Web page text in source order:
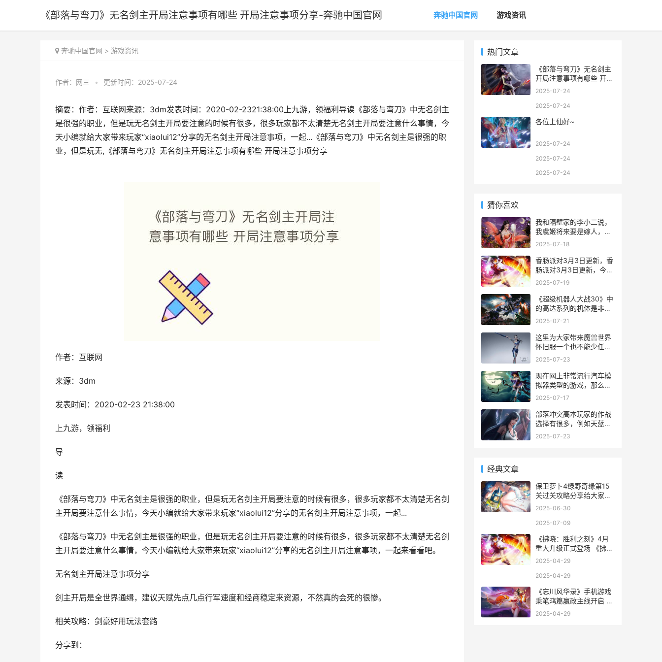
《部落与弯刀》无名剑主开局注意事项有哪些 开局注意事项分享-奔驰中国官网 奔驰中国官网 游戏资讯
奔驰中国官网 > 游戏资讯
作者： 网三 • 更新时间：2025-07-24
摘要：作者：互联网来源：3dm发表时间：2020-02-2321:38:00上九游，领福利导读《部落与弯刀》中无名剑主
是很强的职业，但是玩无名剑主开局要注意的时候有很多，很多玩家都不太清楚无名剑主开局要注意什么事情，今
天小编就给大家带来玩家“xiaolui12”分享的无名剑主开局注意事项，一起...《部落与弯刀》中无名剑主是很强的职
业，但是玩无,《部落与弯刀》无名剑主开局注意事项有哪些 开局注意事项分享
作者：互联网
来源：3dm
发表时间：2020-02-23 21:38:00
上九游，领福利
导
读
《部落与弯刀》中无名剑主是很强的职业，但是玩无名剑主开局要注意的时候有很多，很多玩家都不太清楚无名剑
主开局要注意什么事情，今天小编就给大家带来玩家“xiaolui12”分享的无名剑主开局注意事项，一起...
《部落与弯刀》中无名剑主是很强的职业，但是玩无名剑主开局要注意的时候有很多，很多玩家都不太清楚无名剑
主开局要注意什么事情，今天小编就给大家带来玩家“xiaolui12”分享的无名剑主开局注意事项，一起来看看吧。
无名剑主开局注意事项分享
剑主开局是全世界通缉，建议天赋先点几点行军速度和经商稳定来资源，不然真的会死的很惨。
相关攻略：剑豪好用玩法套路
分享到：
热门文章
《部落与弯刀》无名剑主
开局注意事项有哪些 开局
注意事项分享
2025-07-24
2025-07-24
各位上仙好~
2025-07-24
2025-07-24
2025-07-24
猜你喜欢
我和隔壁家的李小二说，
我虞姬将来要是嫁人，一
定要嫁给像项羽那样英俊
汉子!
2025-07-18
香肠派对3月3日更新，香
肠派对3月3日更新，今天
香肠派对修复了15个
的隐身bug。那么究竟修
复了哪些内容呢？下面快
吧。
2025-07-19
《超级机器人大战30》中
的高达系列的机体是非常
多的，z高达就是其中一
清楚z高达到底怎么样，
其实z高达是奥古和阿纳
划”所开发的可变形ms机
体，大招突击账面1
2025-07-21
这里为大家带来魔兽世界
怀旧服一个也不能少任务
怎么做，这是最近很多小
是很多玩家都遇到的问
题，还不会的朋友快一起
这款游戏中，玩法是一大
亮点，可玩性很高，而且
在制
2025-07-23
现在网上非常流行汽车模
拟器类型的游戏，那么
2022年热门的汽车模拟器
型的游戏非常适合放松时
玩，特别能够让人释放压
戏都逼真的模仿了真实的
2025-07-17
部落冲突高本玩家的作战
选择有很多，例如天蓝巫
流，狂暴狗球流，石法武
就是造价较高。用于为取
三
2025-07-23
经典文章
保卫萝卜4绿野奇缘第15
关过关攻略分享给大家，
不少小伙伴对于这个保卫
体应该怎么过不清楚，这
15关九游游戏小编就专门
分享给大家相关攻略，大
家看完就知道了。
2025-06-30
2025-07-09
《拂晓：胜利之刻》4月
重大升级正式登场 《拂
晓:胜利之刻》
2025-04-29
2025-04-29
《忘川风华录》手机游戏
秉笔鸿篇嬴政主线开启 忘
川风华录水沃西川
2025-04-29